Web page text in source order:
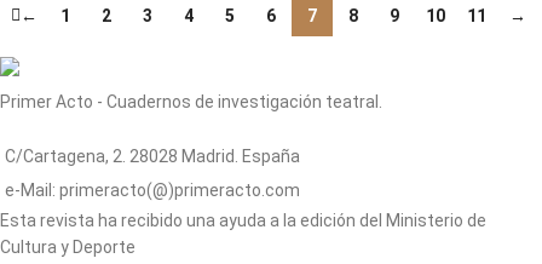
← 1 2 3 4 5 6 7 8 9 10 11 →
Primer Acto - Cuadernos de investigación teatral.
C/Cartagena, 2. 28028 Madrid. España
e-Mail: primeracto(@)primeracto.com
Esta revista ha recibido una ayuda a la edición del Ministerio de
Cultura y Deporte